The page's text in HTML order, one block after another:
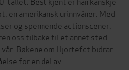
en amerikansk urinnvåner. Med
og spennende actionscener,
oss tilbake til et annet sted
vår. Bøkene om Hjortefot bidrar
for en del av